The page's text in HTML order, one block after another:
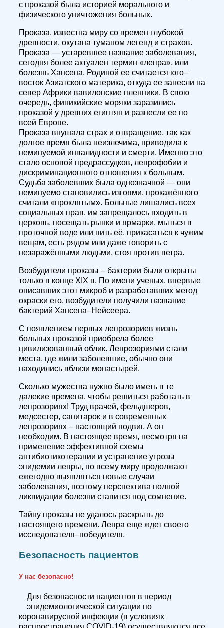
с проказой была историей морального и
физического уничтожения больных.
Проказа, известна миру со времен глубокой
древности, окутана туманом легенд и страхов.
Проказа — устаревшее название заболевания,
сегодня более актуален термин «лепра», или
болезнь Хансена. Родиной ее считается юго–
восток Азиатского материка, откуда ее занесли на
север Африки вавилонские пленники. В свою
очередь, финикийские моряки заразились
проказой у древних египтян и разнесли ее по
всей Европе.
Проказа внушала страх и отвращение, так как
долгое время была неизлечима, приводила к
неминуемой инвалидности и смерти. Именно это
стало основой предрассудков, лепрофобии и
дискриминационного отношения к больным.
Судьба заболевших была однозначной — они
неминуемо становились изгоями, прокажённого
считали «проклятым». Больные лишались всех
социальных прав, им запрещалось входить в
церковь, посещать рынки и ярмарки, мыться в
проточной воде или пить её, прикасаться к чужим
вещам, есть рядом или даже говорить с
незаражёнными людьми, стоя против ветра.
Возбудители проказы – бактерии были открыты
только в конце XIX в. По имени ученых, впервые
описавших этот микроб и разработавших метод
окраски его, возбудители получили название
бактерий Хансена–Нейсеера.
С появлением первых лепрозориев жизнь
больных проказой приобрела более
цивилизованный облик. Лепрозориями стали
места, где жили заболевшие, обычно они
находились вблизи монастырей.
Сколько мужества нужно было иметь в те
далекие времена, чтобы решиться работать в
лепрозориях! Труд врачей, фельдшеров,
медсестер, санитарок и в современных
лепрозориях – настоящий подвиг. А он
необходим. В настоящее время, несмотря на
применение эффективной схемы
антибиотикотерапии и устранение угрозы
эпидемии лепры, по всему миру продолжают
ежегодно выявляться новые случаи
заболевания, поэтому перспектива полной
ликвидации болезни ставится под сомнение.
Тайну проказы не удалось раскрыть до
настоящего времени. Лепра еще ждет своего
исследователя–победителя.
Безопасность пациентов
У нас безопасно!
Для безопасности пациентов в период
эпидемиологической ситуации по
коронавирусной инфекции (в условиях